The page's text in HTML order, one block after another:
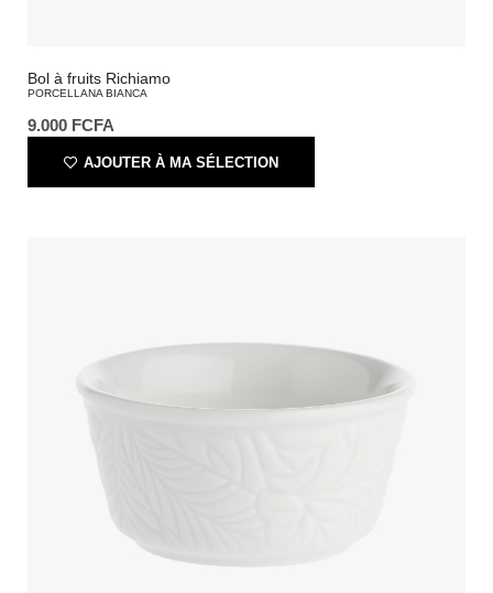
Bol à fruits Richiamo
PORCELLANA BIANCA
9.000 FCFA
AJOUTER À MA SÉLECTION